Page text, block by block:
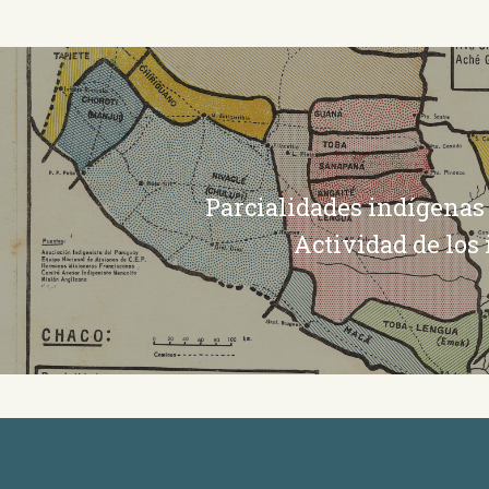
Parcialidades
Actividad de los